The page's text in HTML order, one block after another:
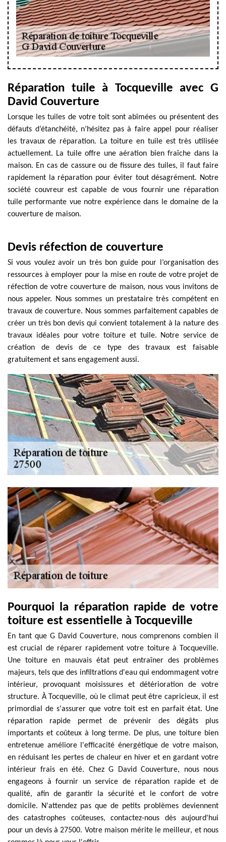
Réparation tuile à Tocqueville avec G
David Couverture
Lorsque les tuiles de votre toit sont abîmées ou présentent des
défauts d’étanchéité, n’hésitez pas à faire appel pour réaliser
les travaux de réparation. La toiture en tuile est très utilisée
actuellement. La tuile offre une aération bien fraîche dans la
maison. En cas de cassure ou de fissure des tuiles, il faut faire
rapidement la réparation pour éviter tout désagrément. Notre
société couvreur est capable de vous fournir une réparation
tuile performante vue notre expérience dans le domaine de la
couverture de maison.
Devis réfection de couverture
Si vous voulez avoir un très bon guide pour l’organisation des
ressources à employer pour la mise en route de votre projet de
réfection de votre couverture de maison, nous vous invitons de
nous appeler. Nous sommes un prestataire très compétent en
travaux de couverture. Nous sommes parfaitement capables de
créer un très bon devis qui convient totalement à la nature des
travaux idéales pour votre toiture et tuile. Notre service de
création de devis de ce type des travaux est faisable
gratuitement et sans engagement aussi.
Pourquoi la réparation rapide de votre
toiture est essentielle à Tocqueville
En tant que G David Couverture, nous comprenons combien il
est crucial de réparer rapidement votre toiture à Tocqueville.
Une toiture en mauvais état peut entraîner des problèmes
majeurs, tels que des infiltrations d'eau qui endommagent votre
intérieur, provoquant moisissures et détérioration de votre
structure. À Tocqueville, où le climat peut être capricieux, il est
primordial de s'assurer que votre toit est en parfait état. Une
réparation rapide permet de prévenir des dégâts plus
importants et coûteux à long terme. De plus, une toiture bien
entretenue améliore l'efficacité énergétique de votre maison,
en réduisant les pertes de chaleur en hiver et en gardant votre
intérieur frais en été. Chez G David Couverture, nous nous
engageons à fournir un service de réparation rapide et de
qualité, afin de garantir la sécurité et le confort de votre
domicile. N'attendez pas que de petits problèmes deviennent
des catastrophes coûteuses, contactez-nous dès aujourd'hui
pour un devis à 27500. Votre maison mérite le meilleur, et nous